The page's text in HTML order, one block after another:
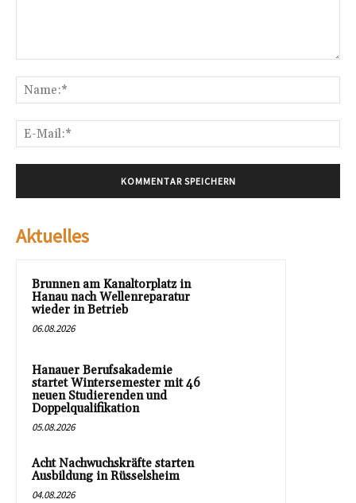
Aktuelles
Brunnen am Kanaltorplatz in
Hanau nach Wellenreparatur
wieder in Betrieb
06.08.2026
Hanauer Berufsakademie
startet Wintersemester mit 46
neuen Studierenden und
Doppelqualifikation
05.08.2026
Acht Nachwuchskräfte starten
Ausbildung in Rüsselsheim
04.08.2026